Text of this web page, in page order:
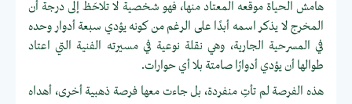
هامش الحياة موقعه المعتاد منها، فهو شخصية لا تلاحَظ إلى درجة أن
المخرج لا يذكر اسمه أبدًا على الرغم من كونه يؤدي سبعة أدوار وحده
في المسرحية الجارية، وهي نقلة نوعية في مسيرته الفنية التي اعتاد
طوالها أن يؤدي أدوارًا صامتة بلا أي حوارات.
هذه الفرصة لم تأتِ منفردة، بل جاءت معها فرصة ذهبية أخرى، أهداه